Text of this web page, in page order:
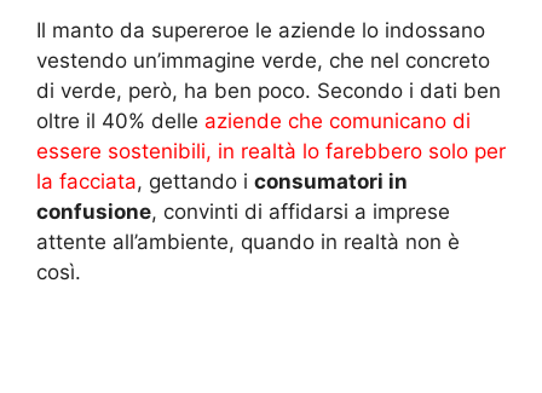
Il manto da supereroe le aziende lo indossano
vestendo un’immagine verde, che nel concreto
di verde, però, ha ben poco. Secondo i dati ben
oltre il 40% delle aziende che comunicano di
essere sostenibili, in realtà lo farebbero solo per
la facciata, gettando i consumatori in
confusione, convinti di affidarsi a imprese
attente all’ambiente, quando in realtà non è
così.